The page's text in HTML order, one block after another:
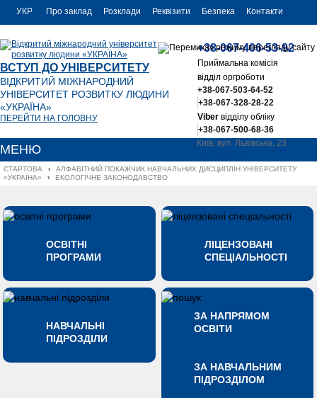
УКР
ENG
Про заклад Розклади Реквізити Безпека Контакти
ВСТУП ДО УНІВЕРСИТЕТУ
ВІДКРИТИЙ МІЖНАРОДНИЙ
УНІВЕРСИТЕТ РОЗВИТКУ ЛЮДИНИ
«УКРАЇНА»
ПЕРЕЙТИ НА ГОЛОВНУ
+38-067-406-53-92
Приймальна комісія
відділ оргроботи
+38-067-503-64-52
+38-067-328-28-22
Viberвідділу обліку
+38-067-500-68-36
Київ, вул. Львівська, 23
МЕНЮ
СТАРТОВА ›
АЛФАВІТНИЙ ПОКАЖЧИК НАВЧАЛЬНИХ ДИСЦИПЛІН УНІВЕРСИТЕТУ
«УКРАЇНА»
› ЕКОЛОГІЧНЕ ЗАКОНОДАВСТВО
ОСВІТНІ
ПРОГРАМИ
ЛІЦЕНЗОВАНІ
СПЕЦІАЛЬНОСТІ
НАВЧАЛЬНІ
ПІДРОЗДІЛИ
ЗА НАПРЯМОМ
ОСВІТИ
ЗА НАВЧАЛЬНИМ
ПІДРОЗДІЛОМ